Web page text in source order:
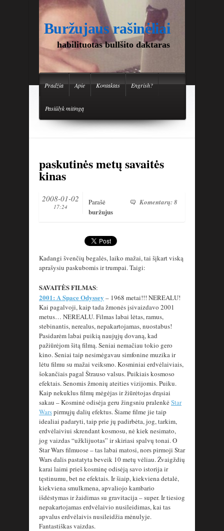
Buržujaus rašinėliai
habilituotas bullšito daktaras
Pradžia Apie Kontaktas Engrish?
Pasiūlyk mitingą
paskutinės metų savaitės
kinas
2008-01-02
17:24
Komentarų: 8
Parašė
buržujus
Kadangi švenčių begalės, laiko mažai, tai šįkart viską
aprašysiu paskubomis ir trumpai. Taigi:
SAVAITĖS FILMAS:
2001: A Space Odyssey – 1968 metai!!! NEREALU!
Kai pagalvoji, kaip tada žmonės įsivaizdavo 2001
metus… NEREALU. Filmas labai lėtas, ramus,
stebinantis, nerealus, nepakartojamas, nuostabus!
Pasidarėm labai puikią naujųjų dovaną, kad
pažiūrėjom šitą filmą. Seniai nemačiau tokio gero
kino. Seniai taip nesimėgavau simfonine muzika ir
lėtu filmu su mažai veiksmo. Kosminiai erdvėlaiviais,
šokančiais pagal Štrauso valsus. Puikiais kosmoso
efektais. Senomis žmonių ateities vizijomis. Puiku.
Kaip nekuklus filmų mėgėjas ir žiūrėtojas drąsiai
sakau – Kosminė odisėja geru žingsniu pralenkėStar
Warspirmųjų dalių efektus. Šiame filme jie taip
idealiai padaryti, taip prie jų padirbėta, jog, tarkim,
erdvėlaiviui skrendant kosmosu, nė kiek nesimato,
jog vaizdas “užklijuotas” ir skiriasi spalvų tonai. O
Star Wars filmuose – tas labai matosi, nors pirmoji Star
Wars dalis pastatyta beveik 10 metų vėliau. Žvaigždių
karai laimi prieš kosminę odisėją savo istorija ir
tęstinumu, bet ne efektais. Ir šiaip, kiekviena detalė,
kiekviena smulkmena, apvaliojo kambario
išdėstymas ir žaidimas su gravitacija – super. Ir tiesiog
nepakartojamas erdvėlaivio nusileidimas, kai tas
apvalus erdvėlaivis nusileidžia mėnulyje.
Fantastiškas vaizdas.